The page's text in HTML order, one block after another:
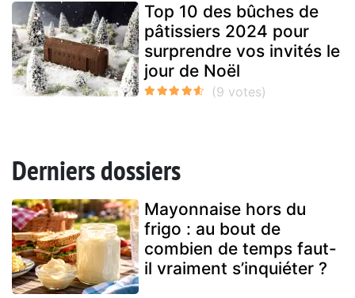
Top 10 des bûches de
pâtissiers 2024 pour
surprendre vos invités le
jour de Noël
Derniers dossiers
Mayonnaise hors du
frigo : au bout de
combien de temps faut-
il vraiment s’inquiéter ?